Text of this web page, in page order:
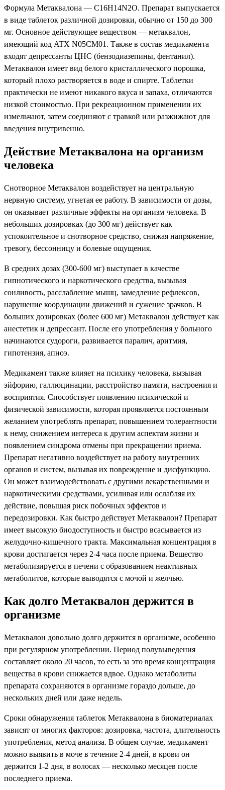
Формула Метаквалона — C16H14N2O. Препарат выпускается
в виде таблеток различной дозировки, обычно от 150 до 300
мг. Основное действующее веществом — метаквалон,
имеющий код ATX N05CM01. Также в состав медикамента
входят депрессанты ЦНС (бензодиазепины, фентанил).
Метаквалон имеет вид белого кристаллического порошка,
который плохо растворяется в воде и спирте. Таблетки
практически не имеют никакого вкуса и запаха, отличаются
низкой стоимостью. При рекреационном применении их
измельчают, затем соединяют с травкой или разжижают для
введения внутривенно.
Действие Метаквалона на организм
человека
Снотворное Метаквалон воздействует на центральную
нервную систему, угнетая ее работу. В зависимости от дозы,
он оказывает различные эффекты на организм человека. В
небольших дозировках (до 300 мг) действует как
успокоительное и снотворное средство, снижая напряжение,
тревогу, бессонницу и болевые ощущения.
В средних дозах (300-600 мг) выступает в качестве
гипнотического и наркотического средства, вызывая
сонливость, расслабление мышц, замедление рефлексов,
нарушение координации движений и сужение зрачков. В
больших дозировках (более 600 мг) Метаквалон действует как
анестетик и депрессант. После его употребления у больного
начинаются судороги, развивается паралич, аритмия,
гипотензия, апноэ.
Медикамент также влияет на психику человека, вызывая
эйфорию, галлюцинации, расстройство памяти, настроения и
восприятия. Способствует появлению психической и
физической зависимости, которая проявляется постоянным
желанием употреблять препарат, повышением толерантности
к нему, снижением интереса к другим аспектам жизни и
появлением синдрома отмены при прекращении приема.
Препарат негативно воздействует на работу внутренних
органов и систем, вызывая их повреждение и дисфункцию.
Он может взаимодействовать с другими лекарственными и
наркотическими средствами, усиливая или ослабляя их
действие, повышая риск побочных эффектов и
передозировки. Как быстро действует Метаквалон? Препарат
имеет высокую биодоступность и быстро всасывается из
желудочно-кишечного тракта. Максимальная концентрация в
крови достигается через 2-4 часа после приема. Вещество
метаболизируется в печени с образованием неактивных
метаболитов, которые выводятся с мочой и желчью.
Как долго Метаквалон держится в
организме
Метаквалон довольно долго держится в организме, особенно
при регулярном употреблении. Период полувыведения
составляет около 20 часов, то есть за это время концентрация
вещества в крови снижается вдвое. Однако метаболиты
препарата сохраняются в организме гораздо дольше, до
нескольких дней или даже недель.
Сроки обнаружения таблеток Метаквалона в биоматериалах
зависят от многих факторов: дозировка, частота, длительность
употребления, метод анализа. В общем случае, медикамент
можно выявить в моче в течение 2-4 дней, в крови он
держится 1-2 дня, в волосах — несколько месяцев после
последнего приема.